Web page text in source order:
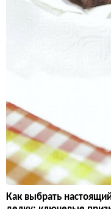
Как выбрать